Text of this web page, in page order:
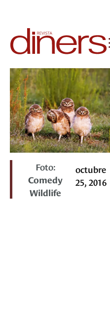
Foto:
Comedy
Wildlife
octubre
25, 2016